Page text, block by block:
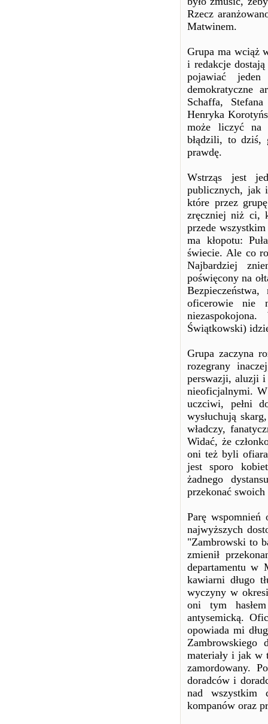
Rzecz
Matwinem.
Grupa ma wciąż
i redakcje
pojawiać jeden
demokratyczne
Schaffa,
Henryka
może liczyć na
błądzili, to dziś,
prawdę.
Wstrząs jest
publicznych, jak
które przez
zręczniej niż ci,
przede
ma kłopotu:
świecie. Ale co
Najbardziej
poświęcony na
oficerowie nie
Świątkowski)
Grupa zaczyna
rozegrany
perswazji, aluzji i
nieoficjalnymi.
uczciwi, pełni
wysłuchują
władczy,
Widać, że
oni też byli
jest sporo
żadnego
przekonać
Parę wspomnień
najwyższych
"Zambrowski to
zmienił
departamentu w
kawiarni długo
wyczyny w
oni tym
antysemicką.
opowiada mi
Zambrowskiego
materiały i jak w
zamordowany.
doradców i
nad wszystkim
kompanów oraz